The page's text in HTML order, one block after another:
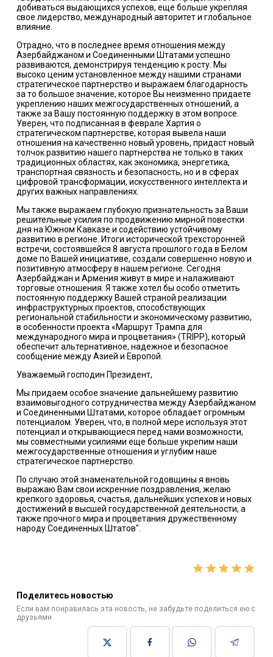
добиваться выдающихся успехов, еще больше укрепляя
свое лидерство, международный авторитет и глобальное
влияние.
Отрадно, что в последнее время отношения между
Азербайджаном и Соединенными Штатами успешно
развиваются, демонстрируя тенденцию к росту. Мы
высоко ценим установленное между нашими странами
стратегическое партнерство и выражаем благодарность
за то большое значение, которое Вы неизменно придаете
укреплению наших межгосударственных отношений, а
также за Вашу постоянную поддержку в этом вопросе.
Уверен, что подписанная в феврале Хартия о
стратегическом партнерстве, которая вывела наши
отношения на качественно новый уровень, придаст новый
толчок развитию нашего партнерства не только в таких
традиционных областях, как экономика, энергетика,
транспортная связность и безопасность, но и в сферах
цифровой трансформации, искусственного интеллекта и
других важных направлениях.
Мы также выражаем глубокую признательность за Ваши
решительные усилия по продвижению мирной повестки
дня на Южном Кавказе и содействию устойчивому
развитию в регионе. Итоги исторической трехсторонней
встречи, состоявшейся 8 августа прошлого года в Белом
доме по Вашей инициативе, создали совершенно новую и
позитивную атмосферу в нашем регионе. Сегодня
Азербайджан и Армения живут в мире и налаживают
торговые отношения. Я также хотел бы особо отметить
постоянную поддержку Вашей страной реализации
инфраструктурных проектов, способствующих
региональной стабильности и экономическому развитию,
в особенности проекта «Маршрут Трампа для
международного мира и процветания» (TRIPP), который
обеспечит альтернативное, надежное и безопасное
сообщение между Азией и Европой.
Уважаемый господин Президент,
Мы придаем особое значение дальнейшему развитию
взаимовыгодного сотрудничества между Азербайджаном
и Соединенными Штатами, которое обладает огромным
потенциалом. Уверен, что, в полной мере используя этот
потенциал и открывающиеся перед нами возможности,
мы совместными усилиями еще больше укрепим наши
межгосударственные отношения и углубим наше
стратегическое партнерство.
По случаю этой знаменательной годовщины я вновь
выражаю Вам свои искренние поздравления, желаю
крепкого здоровья, счастья, дальнейших успехов и новых
достижений в высшей государственной деятельности, а
также прочного мира и процветания дружественному
народу Соединенных Штатов".
Поделитесь новостью
Если вам понравилась эта новость, не забудьте поделиться ею с
друзьями